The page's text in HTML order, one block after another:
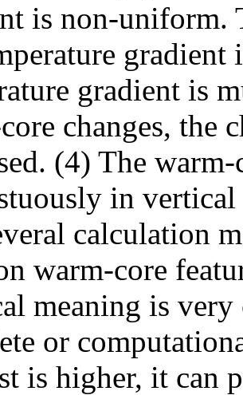
is non-uniform.
gradient
gradient is
changes, the
(4) The
in
calculation
warm-core
meaning is
or
is higher, it can